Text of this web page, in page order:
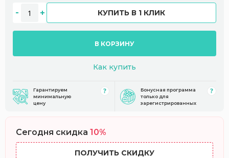
КУПИТЬ В 1 КЛИК
В КОРЗИНУ
Как купить
Гарантируем
минимальную
цену
Бонусная программа
только для
зарегистрированных
Сегодня скидка 10%
ПОЛУЧИТЬ СКИДКУ